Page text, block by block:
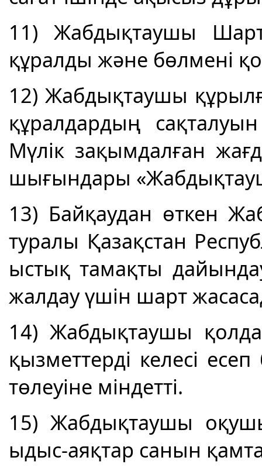
11) Жабдықтаушы
құралды және бөлмені
12) Жабдықтаушы
құралдардың
Мүлік зақымдалған
шығындары
13) Байқаудан өткен
туралы Қазақстан
ыстық тамақты
жалдау үшін шарт
14) Жабдықтаушы
қызметтерді келесі
төлеуіне міндетті.
15) Жабдықтаушы
ыдыс-аяқтар санын